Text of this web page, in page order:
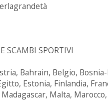
SCAMBI SPORTIVI
Bahrain, Belgio,
Estonia, Finlandia,
Malta,